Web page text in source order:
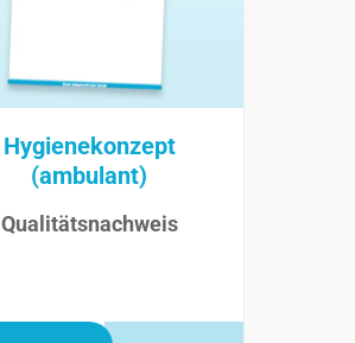
Hygienekonzept
(ambulant)
Qualitätsnachweis